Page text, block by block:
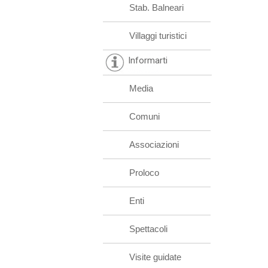
Stab. Balneari
Villaggi turistici
Informarti
Media
Comuni
Associazioni
Proloco
Enti
Spettacoli
Visite guidate